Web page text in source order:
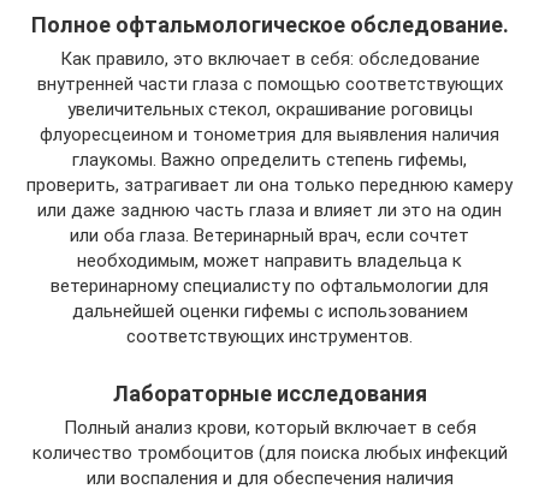
Полное офтальмологическое обследование.
Как правило, это включает в себя: обследование
внутренней части глаза с помощью соответствующих
увеличительных стекол, окрашивание роговицы
флуоресцеином и тонометрия для выявления наличия
глаукомы. Важно определить степень гифемы,
проверить, затрагивает ли она только переднюю камеру
или даже заднюю часть глаза и влияет ли это на один
или оба глаза. Ветеринарный врач, если сочтет
необходимым, может направить владельца к
ветеринарному специалисту по офтальмологии для
дальнейшей оценки гифемы с использованием
соответствующих инструментов.
Лабораторные исследования
Полный анализ крови, который включает в себя
количество тромбоцитов (для поиска любых инфекций
или воспаления и для обеспечения наличия